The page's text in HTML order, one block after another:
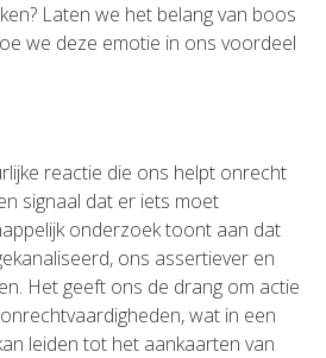
Laten we het belang van boos
we deze emotie in ons voordeel
reactie die ons helpt onrecht
signaal dat er iets moet
onderzoek toont aan dat
ons assertiever en
Het geeft ons de drang om actie
wat in een
leiden tot het aankaarten van